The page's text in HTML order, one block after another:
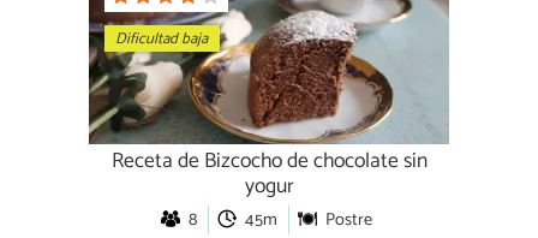
Dificultad baja
Receta de Bizcocho de chocolate sin
yogur
8 45m Postre